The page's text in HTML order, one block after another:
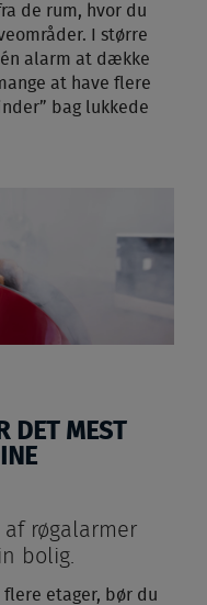
de rum, hvor du
I større
alarm at dække
at have flere
bag lukkede
DET MEST
røgalarmer
bolig.
flere etager, bør du